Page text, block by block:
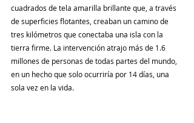
cuadrados de tela amarilla brillante que, a través
de superficies flotantes, creaban un camino de
tres kilómetros que conectaba una isla con la
tierra firme. La intervención atrajo más de 1.6
millones de personas de todas partes del mundo,
en un hecho que solo ocurriría por 14 días, una
sola vez en la vida.